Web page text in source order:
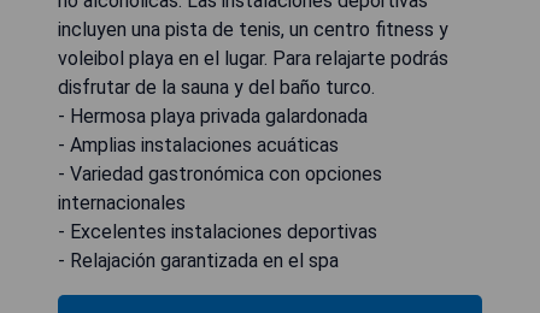
incluyen una pista de tenis, un centro fitness y
voleibol playa en el lugar. Para relajarte podrás
disfrutar de la sauna y del baño turco.
- Hermosa playa privada galardonada
- Amplias instalaciones acuáticas
- Variedad gastronómica con opciones
internacionales
- Excelentes instalaciones deportivas
- Relajación garantizada en el spa